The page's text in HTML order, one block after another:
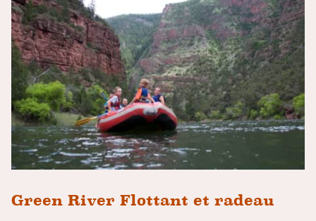
Green River Flottant et radeau